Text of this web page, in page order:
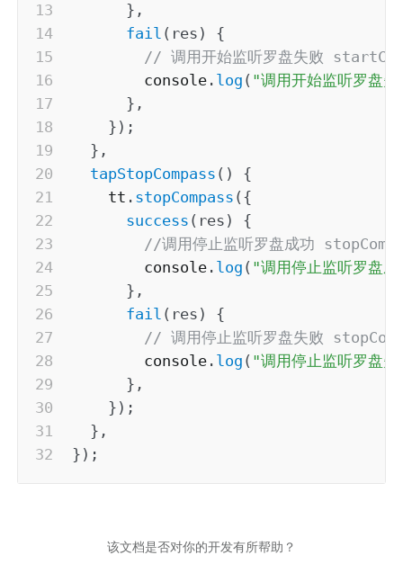
} ,
fail ( res )
{
// 调用开始监听罗盘失败
        console
. log ( "调用开始监听罗盘
} ,
} ) ;
} ,
tapStopCompass ( )
{
    tt
. stopCompass ( {
success ( res )
{
//调用停止监听罗盘成功
        console
. log ( "调用停止监听罗盘
} ,
fail ( res )
{
// 调用停止监听罗盘失败
        console
. log ( "调用停止监听罗盘
} ,
} ) ;
} ,
} ) ;
该文档是否对你的开发有所帮助？